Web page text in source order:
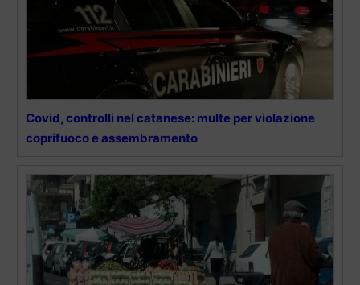
Covid, controlli nel catanese: multe per violazione
coprifuoco e assembramento